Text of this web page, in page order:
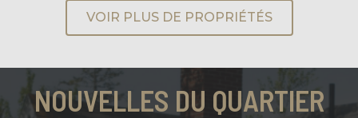
VOIR PLUS DE PROPRIÉTÉS
NOUVELLES DU QUARTIER